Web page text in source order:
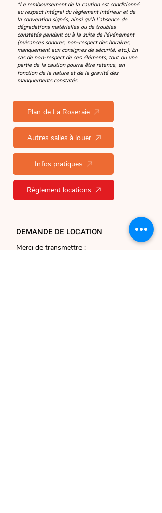
​*Le remboursement de la caution est conditionné
au respect intégral du règlement intérieur et de
la convention signés, ainsi qu’à l’absence de
dégradations matérielles ou de troubles
constatés pendant ou à la suite de l'événement
(nuisances sonores, non-respect des horaires,
manquement aux consignes de sécurité, etc.). En
cas de non-respect de ces éléments, tout ou une
partie de la caution pourra être retenue, en
fonction de la nature et de la gravité des
manquements constatés.
Plan de La Roseraie
Autres salles à louer
Infos pratiques
Règlement locations
DEMANDE DE LOCATION
Merci de transmettre :